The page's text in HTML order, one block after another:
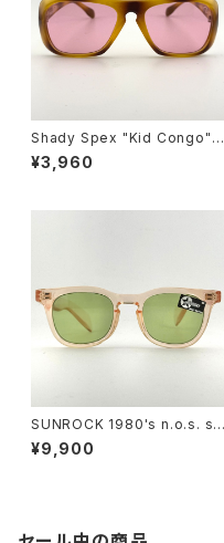
Shady Spex "Kid Congo" s
unglasses, Tiger w/Pink le
ns
¥3,960
SUNROCK 1980's n.o.s. su
nglasses- Crystal Pink fra
me x green lens
¥9,900